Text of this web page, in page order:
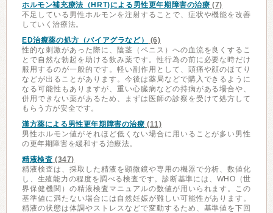
ホルモン補充療法（HRT)による男性更年期障害の治療 (7)
不足している男性ホルモンを注射することで、症状や機能を改善
していく治療法。
ED治療薬の処方（バイアグラなど）
(6)
性的な刺激があった際に、陰茎（ペニス）への血流を良くするこ
とで自然な勃起を助ける飲み薬です。性行為の前に必要な時だけ
服用するのが一般的です。軽い副作用として、頭痛や顔のほてり
などが出ることがあります。今後は薬局などで購入できるように
なる可能性もありますが、重い心臓病などの持病がある場合や、
併用できない薬があるため、まずは医師の診察を受けて処方して
もらう方が安全です。
漢方薬による男性更年期障害の治療 (11)
男性ホルモン値がそれほど低くない場合に用いることが多い男性
の更年期障害を緩和する治療法。
精液検査 (347)
精液検査は、採取した精液を顕微鏡や専用の機器で分析、数値化
し、生殖能力の程度を調べる検査です。診断基準には、WHO（世
界保健機関）の精液検査マニュアルの数値が用いられます。この
基準値に満たない場合には自然妊娠が難しい可能性があります。
精液の状態は体調やストレスなどで変動するため、基準値を下回